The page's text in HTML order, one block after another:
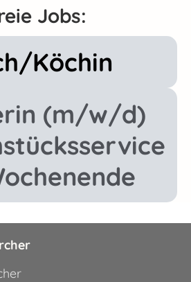
Jobs:
Köchin
(m/w/d)